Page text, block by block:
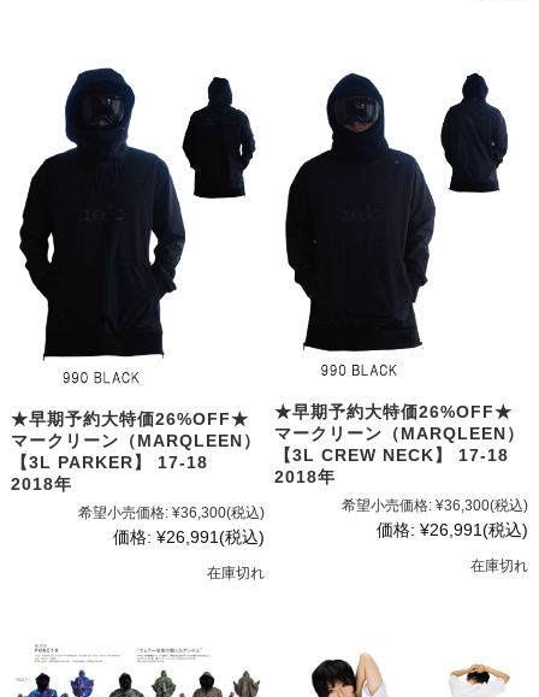
★早期予約大特価26%OFF★
マークリーン（MARQLEEN）
【3L PARKER】 17-18
2018年
希望小売価格: ¥36,300(税込)
価格: ¥26,991(税込)
在庫切れ
★早期予約大特価26%OFF★
マークリーン（MARQLEEN）
【3L CREW NECK】 17-18
2018年
希望小売価格: ¥36,300(税込)
価格: ¥26,991(税込)
在庫切れ